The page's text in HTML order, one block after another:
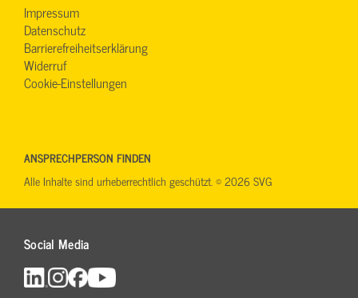
Impressum
Datenschutz
Barrierefreiheitserklärung
Widerruf
Cookie-Einstellungen
Social Media
ANSPRECHPERSON FINDEN
Alle Inhalte sind urheberrechtlich geschützt. © 2026 SVG